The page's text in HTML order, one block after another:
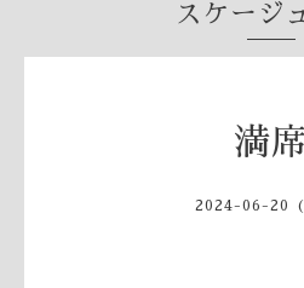
スケージ
満席
2024-06-20